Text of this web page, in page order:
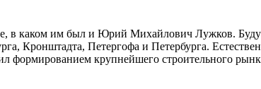
в каком им был и Юрий Михайлович Лужков.
Кронштадта, Петергофа и Петербурга.
формированием крупнейшего строительного